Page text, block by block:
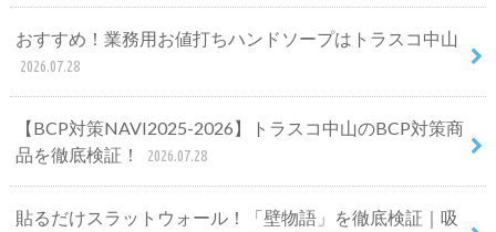
おすすめ！業務用お値打ちハンドソープはトラスコ中山
2026.07.28
【BCP対策NAVI2025-2026】トラスコ中山のBCP対策商
品を徹底検証！
2026.07.28
貼るだけスラットウォール！「壁物語」を徹底検証｜吸